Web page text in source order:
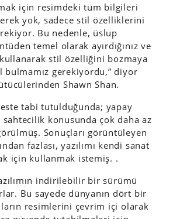
için resimdeki tüm bilgileri
yok, sadece stil özelliklerini
Bu nedenle, üslup
temel olarak ayırdığınız ve
stil özelliğini bozmaya
bulmamız gerekiyordu,” diyor
Shawn Shan.
tabi tutulduğunda; yapay
sahtecilik konusunda çok daha az
Sonuçları görüntüleyen
fazlası, yazılımı kendi sanat
için kullanmak istemiş. .
indirilebilir bir sürümü
Bu sayede dünyanın dört bir
resimlerini çevrim içi olarak